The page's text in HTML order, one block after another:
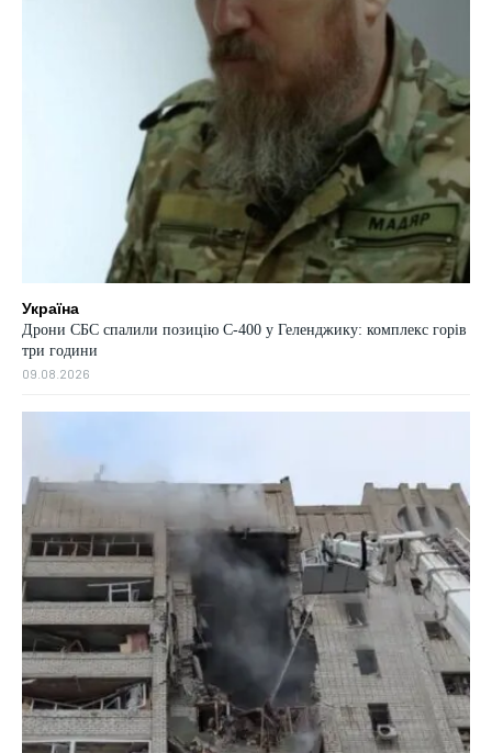
Україна
Дрони СБС спалили позицію С-400 у Геленджику: комплекс горів
три години
09.08.2026